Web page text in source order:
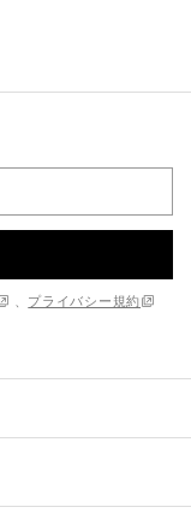
プライバシー規約